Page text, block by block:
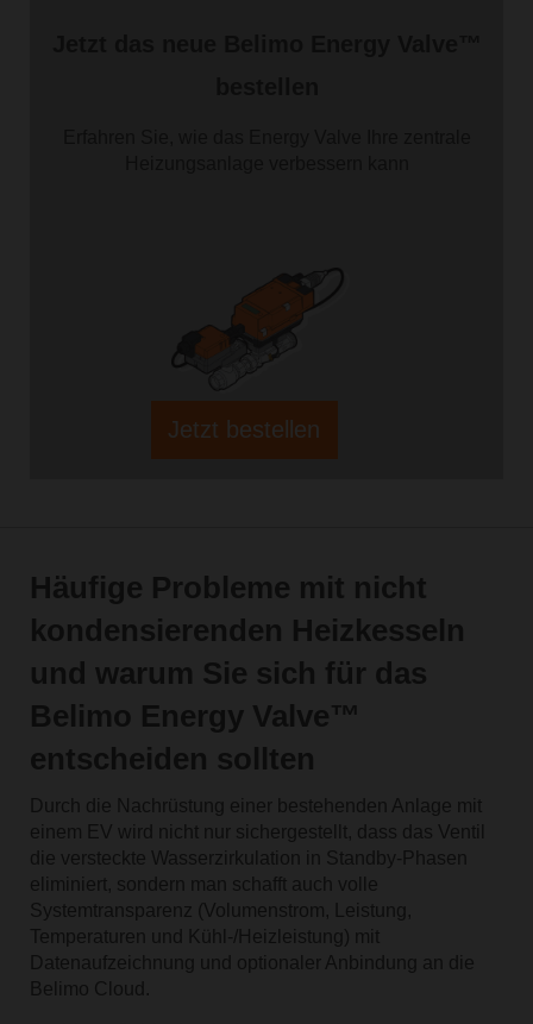
Jetzt bestellen
Häufige Probleme mit nicht
kondensierenden Heizkesseln
und warum Sie sich für das
Belimo Energy Valve™
entscheiden sollten
Durch die Nachrüstung einer bestehenden Anlage mit
einem EV wird nicht nur sichergestellt, dass das Ventil
die versteckte Wasserzirkulation in Standby-Phasen
eliminiert, sondern man schafft auch volle
Systemtransparenz (Volumenstrom, Leistung,
Temperaturen und Kühl-/Heizleistung) mit
Datenaufzeichnung und optionaler Anbindung an die
Belimo Cloud.